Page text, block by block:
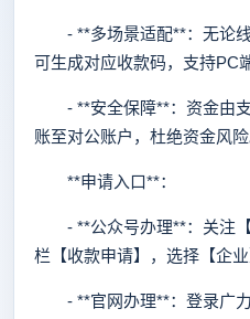
- **多场景适配**：无论线
可生成对应收款码，支持PC
- **安全保障**：资金由支
账至对公账户，杜绝资金风险
**申请入口**：
- **公众号办理**：关注【
栏【收款申请】，选择【企
- **官网办理**：登录广力